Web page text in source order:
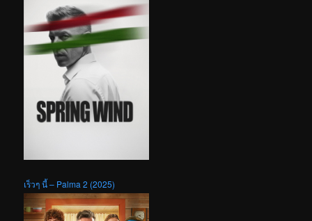
เร็วๆ นี้ – Palma 2 (2025)